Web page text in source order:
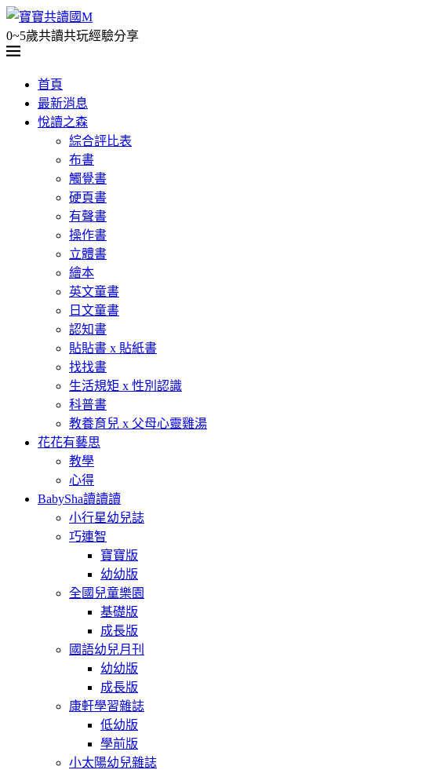
0~5歲共讀共玩經驗分享
首頁
最新消息
悅讀之森
綜合評比表
布書
觸覺書
硬頁書
有聲書
操作書
立體書
繪本
英文童書
日文童書
認知書
貼貼書 x 貼紙書
找找書
生活規矩 x 性別認識
科普書
教養育兒 x 父母心靈雞湯
花花有藝思
教學
心得
BabySha讀讀讀
小行星幼兒誌
巧連智
寶寶版
幼幼版
全國兒童樂園
基礎版
成長版
國語幼兒月刊
幼幼版
成長版
康軒學習雜誌
低幼版
學前版
小太陽幼兒雜誌